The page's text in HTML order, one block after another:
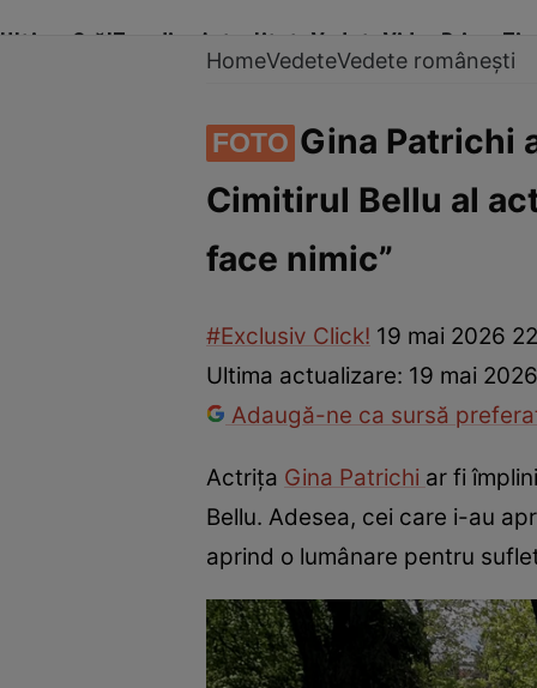
Ultima Oră!Trending Actualitate Vedete Video Prime
Vedete internaționaleVedete româneștiInterviurile
HomeVedeteVedete românești
FOTO Gina Patrichi
Cimitirul Bellu al
face nimic”
#Exclusiv Click! 19 mai 2026
Ultima actualizare: 19 mai
Adaugă-ne ca sursă
Actrița Gina Patrichi ar fi
Bellu. Adesea, cei care i-au
aprind o lumânare pentru